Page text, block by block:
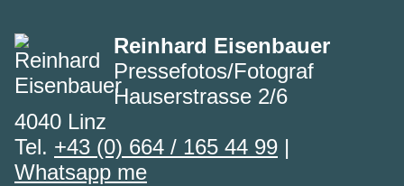
Reinhard Eisenbauer
Pressefotos/Fotograf
Hauserstrasse 2/6
4040 Linz
Tel. +43 (0) 664 / 165 44 99 |
Whatsapp me